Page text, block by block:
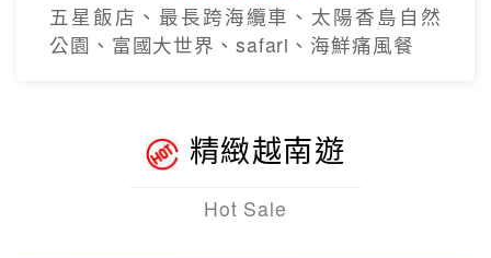
五星飯店、最長跨海纜車、太陽香島自然
公園、富國大世界、safari、海鮮痛風餐
精緻越南遊
Hot Sale